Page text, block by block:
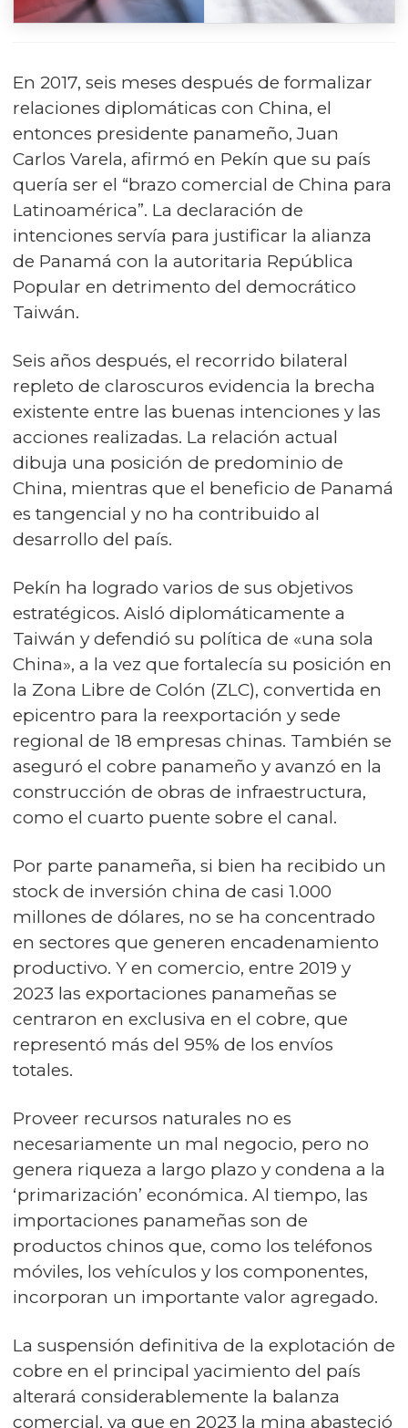
En 2017, seis meses después de formalizar
relaciones diplomáticas con China, el
entonces presidente panameño, Juan
Carlos Varela, afirmó en Pekín que su país
quería ser el “brazo comercial de China para
Latinoamérica”. La declaración de
intenciones servía para justificar la alianza
de Panamá con la autoritaria República
Popular en detrimento del democrático
Taiwán.
Seis años después, el recorrido bilateral
repleto de claroscuros evidencia la brecha
existente entre las buenas intenciones y las
acciones realizadas. La relación actual
dibuja una posición de predominio de
China, mientras que el beneficio de Panamá
es tangencial y no ha contribuido al
desarrollo del país.
Pekín ha logrado varios de sus objetivos
estratégicos. Aisló diplomáticamente a
Taiwán y defendió su política de «una sola
China», a la vez que fortalecía su posición en
la Zona Libre de Colón (ZLC), convertida en
epicentro para la reexportación y sede
regional de 18 empresas chinas. También se
aseguró el cobre panameño y avanzó en la
construcción de obras de infraestructura,
como el cuarto puente sobre el canal.
Por parte panameña, si bien ha recibido un
stock de inversión china de casi 1.000
millones de dólares, no se ha concentrado
en sectores que generen encadenamiento
productivo. Y en comercio, entre 2019 y
2023 las exportaciones panameñas se
centraron en exclusiva en el cobre, que
representó más del 95% de los envíos
totales.
Proveer recursos naturales no es
necesariamente un mal negocio, pero no
genera riqueza a largo plazo y condena a la
‘primarización’ económica. Al tiempo, las
importaciones panameñas son de
productos chinos que, como los teléfonos
móviles, los vehículos y los componentes,
incorporan un importante valor agregado.
La suspensión definitiva de la explotación de
cobre en el principal yacimiento del país
alterará considerablemente la balanza
comercial, ya que en 2023 la mina abasteció